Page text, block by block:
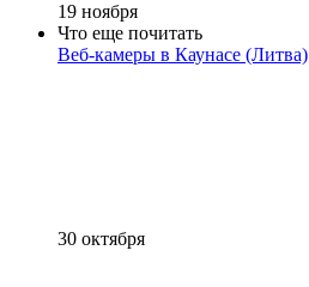
19 ноября
Что еще почитать
Веб-камеры в Каунасе (Литва)
30 октября